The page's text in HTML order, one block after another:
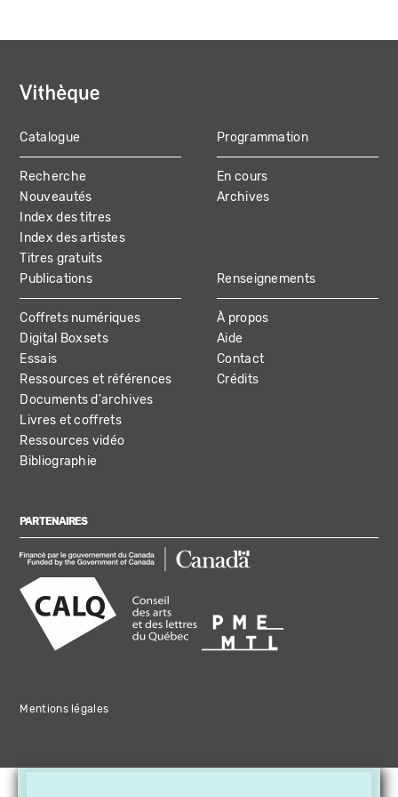
MAIN
NAVIGATION
Catalogue
Recherche
Nouveautés
Index des titres
Index des artistes
Titres gratuits
Programmation
En cours
Archives
Publications
Coffrets numériques
Digital Boxsets
Essais
Ressources et références
Documents d'archives
Livres et coffrets
Ressources vidéo
Bibliographie
Renseignements
À propos
Aide
Contact
Crédits
PARTENAIRES
Mentions légales